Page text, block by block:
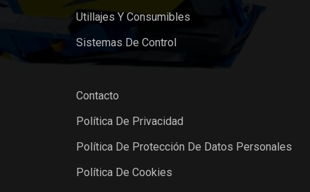
Utillajes Y Consumibles
Sistemas De Control
Contacto
Política De Privacidad
Política De Protección De Datos Personales
Política De Cookies